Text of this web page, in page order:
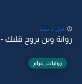
قبل 2 سنة
رواية وين يروح قلبك -7
روايات_غرام